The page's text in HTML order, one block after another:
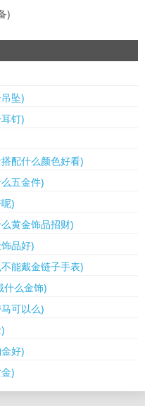
)
坠)
钉)
配什么颜色好看)
五金件)
)
黄金饰品招财)
品好)
能戴金链子手表)
什么金饰)
可以么)
好)
)